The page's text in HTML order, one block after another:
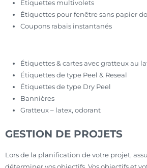
Étiquettes multivolets
Étiquettes pour fenêtre sans papier
Coupons rabais instantanés
Étiquettes & cartes avec gratteux au
Étiquettes de type Peel & Reseal
Étiquettes de type Dry Peel
Bannières
Gratteux – latex, odorant
GESTION DE PROJETS
Lors de la planification de votre projet,